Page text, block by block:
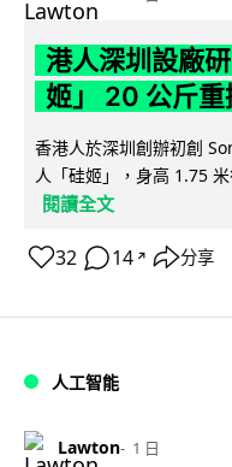
港人深圳設廠
姬」 20 公斤重
香港人於深圳創辦初創
人「硅姬」，身高 1.75
閱讀全文
32 14 ↗ 分享
人工智能
Lawton 1 日